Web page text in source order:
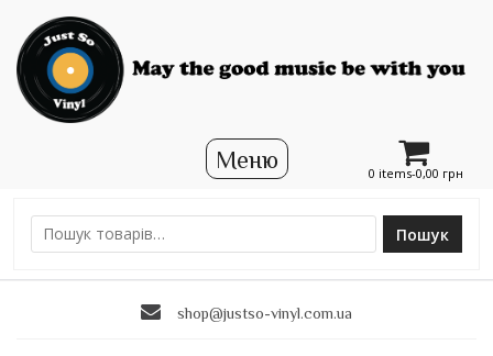
0 items-0,00 грн
Ш
Пошук
shop@justso-vinyl.com.ua